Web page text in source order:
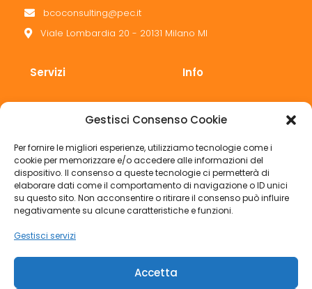
Gestisci Consenso Cookie
Per fornire le migliori esperienze, utilizziamo tecnologie come i
cookie per memorizzare e/o accedere alle informazioni del
dispositivo. Il consenso a queste tecnologie ci permetterà di
elaborare dati come il comportamento di navigazione o ID unici
su questo sito. Non acconsentire o ritirare il consenso può influire
negativamente su alcune caratteristiche e funzioni.
Gestisci servizi
Accetta
bcoconsulting@pec.it
Viale Lombardia 20 - 20131 Milano MI
Servizi
Sicurezza
Privacy
Medicina del lavoro
Consulenza
Info
Chi siamo
Contatti
BLOG
Privacy policy